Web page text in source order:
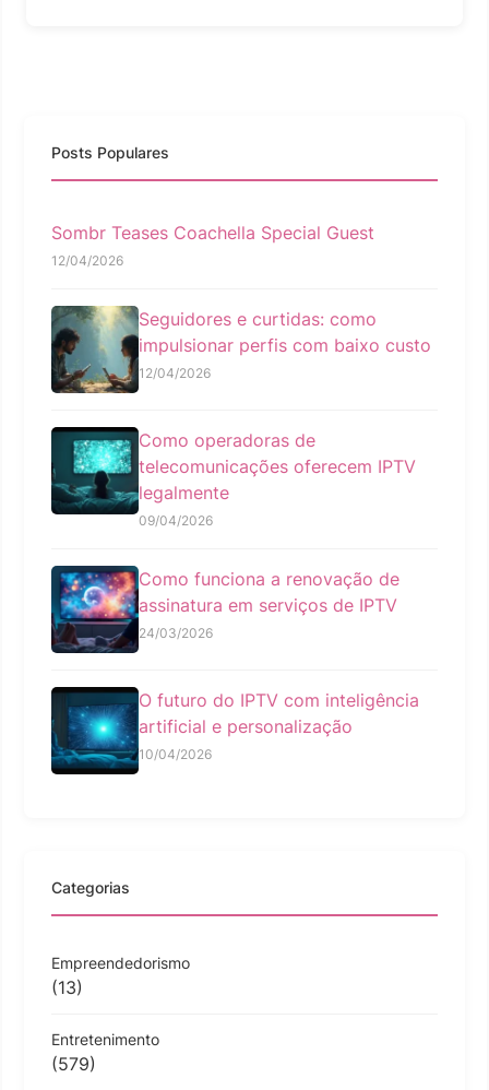
Posts Populares
Sombr Teases Coachella Special Guest
12/04/2026
Seguidores e curtidas: como
impulsionar perfis com baixo custo
12/04/2026
Como operadoras de
telecomunicações oferecem IPTV
legalmente
09/04/2026
Como funciona a renovação de
assinatura em serviços de IPTV
24/03/2026
O futuro do IPTV com inteligência
artificial e personalização
10/04/2026
Categorias
Empreendedorismo
(13)
Entretenimento
(579)